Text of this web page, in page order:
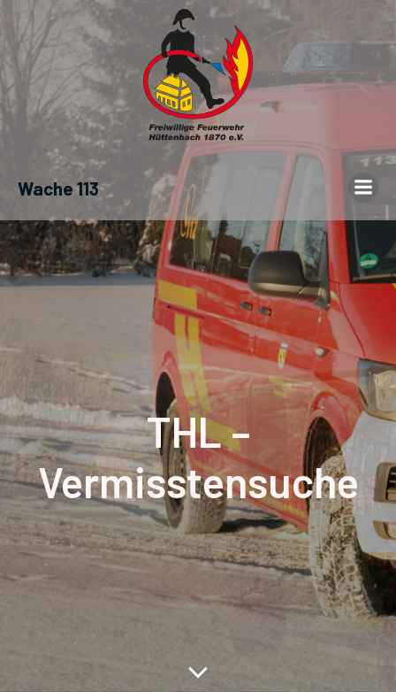
Wache 113
THL –
Vermisstensuche